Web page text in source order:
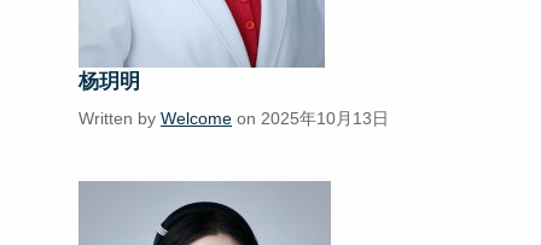
杨玥明
Written by Welcome on 2025年10月13日